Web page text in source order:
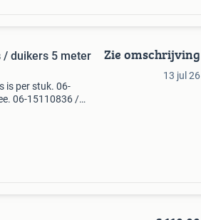
/ duikers 5 meter
is per stuk. 06-
06-15110836 /
Zie omschrijving
13 jul 26